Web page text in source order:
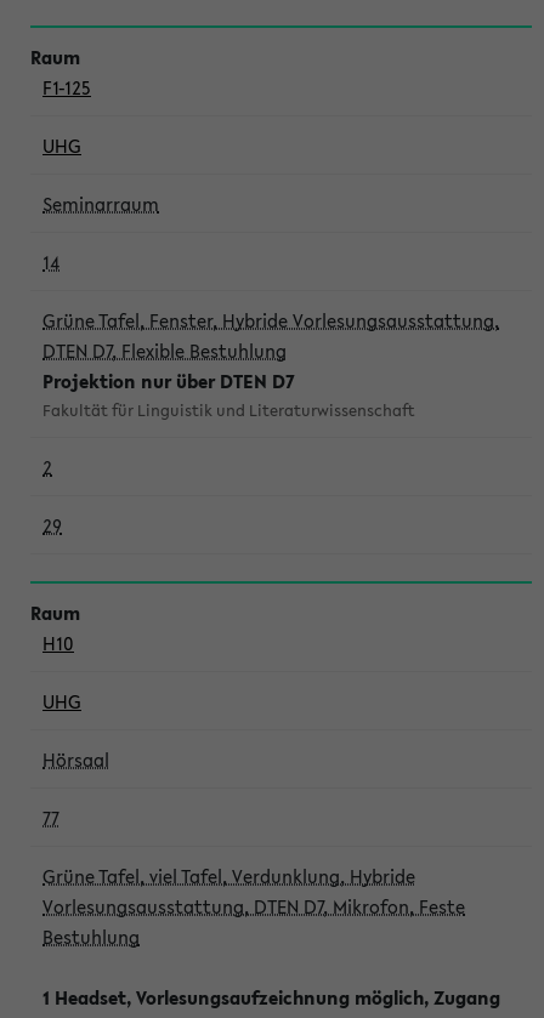
F1-125
UHG
Seminarraum
14
Grüne Tafel, Fenster, Hybride Vorlesungsausstattung,
DTEN D7, Flexible Bestuhlung
Projektion nur über DTEN D7
Fakultät für Linguistik und Literaturwissenschaft
2
29
H10
UHG
Hörsaal
77
Grüne Tafel, viel Tafel, Verdunklung, Hybride
Vorlesungsausstattung, DTEN D7, Mikrofon, Feste
Bestuhlung
1 Headset, Vorlesungsaufzeichnung möglich, Zugang